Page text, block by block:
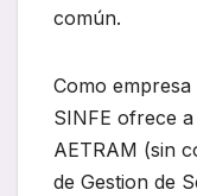
común.
Como
SINFE ofrece
AETRAM (sin
de Gestion de